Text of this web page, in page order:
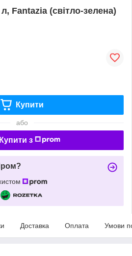
Fantazia (світло-зелена)
Купити
або
Купити з
Доставка Оплата Умови